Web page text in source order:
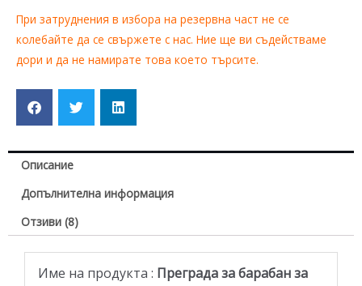
При затруднения в избора на резервна част не се
колебайте да се свържете с нас. Ние ще ви съдействаме
дори и да не намирате това което търсите.
Описание
Допълнителна информация
Отзиви (8)
Име на продукта : Преграда за барабан за